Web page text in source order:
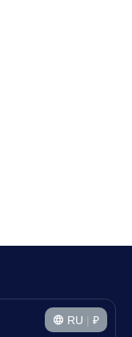
RU | ₽